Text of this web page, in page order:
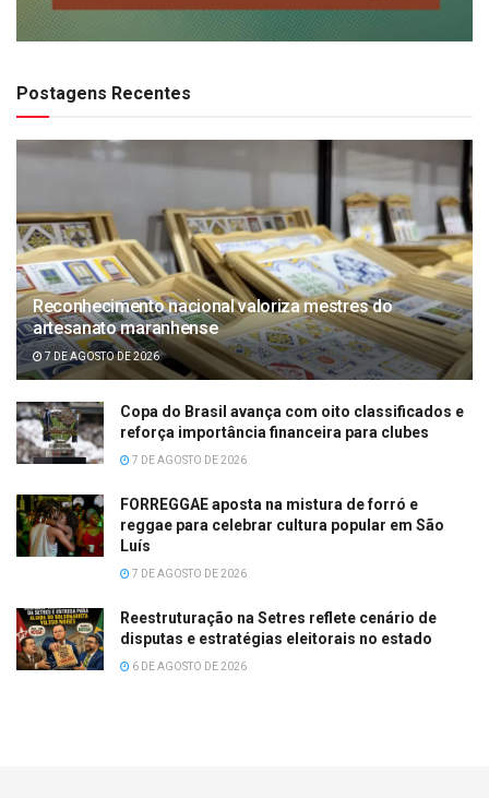
Postagens Recentes
Reconhecimento nacional valoriza mestres do
artesanato maranhense
7 DE AGOSTO DE 2026
Copa do Brasil avança com oito classificados e
reforça importância financeira para clubes
7 DE AGOSTO DE 2026
FORREGGAE aposta na mistura de forró e
reggae para celebrar cultura popular em São
Luís
7 DE AGOSTO DE 2026
Reestruturação na Setres reflete cenário de
disputas e estratégias eleitorais no estado
6 DE AGOSTO DE 2026